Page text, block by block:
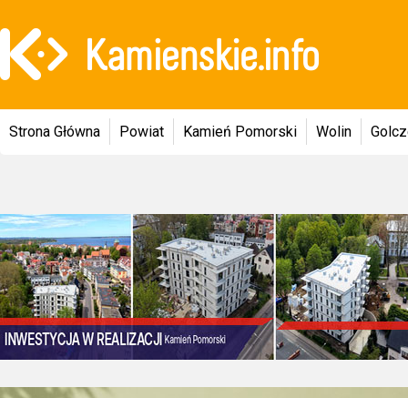
Strona Główna Powiat Kamień Pomorski Wolin